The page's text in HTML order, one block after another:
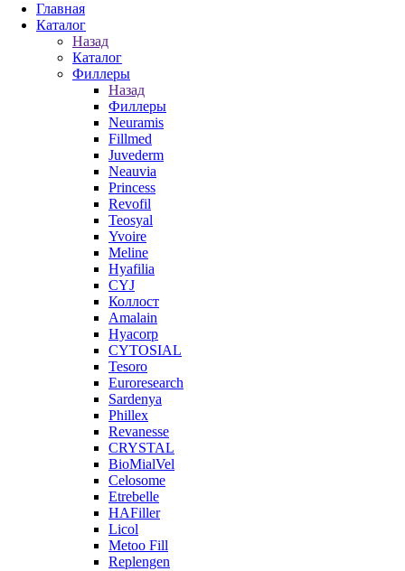
Главная
Каталог
Назад
Каталог
Филлеры
Назад
Филлеры
Neuramis
Fillmed
Juvederm
Neauvia
Princess
Revofil
Teosyal
Yvoire
Meline
Hyafilia
CYJ
Коллост
Amalain
Hyacorp
CYTOSIAL
Tesoro
Euroresearch
Sardenya
Phillex
Revanesse
CRYSTAL
BioMialVel
Celosome
Etrebelle
HAFiller
Licol
Metoo Fill
Replengen